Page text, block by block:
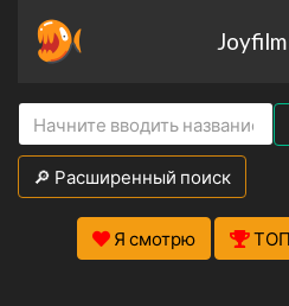
Joyfilm
🔎 Расширенный поиск
Я смотрю